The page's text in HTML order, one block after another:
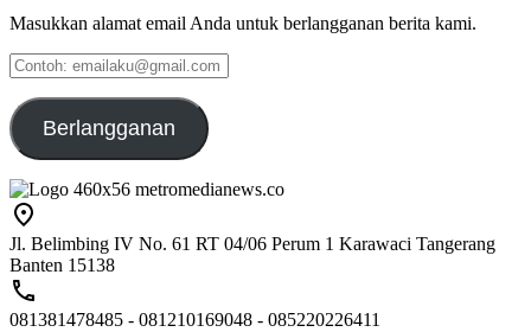
Masukkan alamat email Anda untuk berlangganan berita kami.
Contoh:
emailaku@gmail.com
Berlangganan
Jl. Belimbing IV No. 61 RT 04/06 Perum 1 Karawaci Tangerang
Banten 15138
081381478485 - 081210169048 - 085220226411